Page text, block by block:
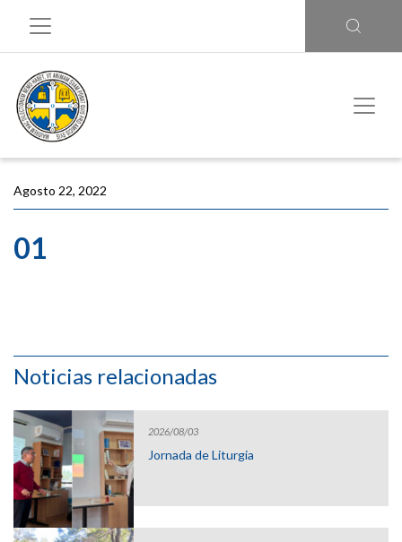
Agosto 22, 2022
01
Noticias relacionadas
2026/08/03
Jornada de Liturgia